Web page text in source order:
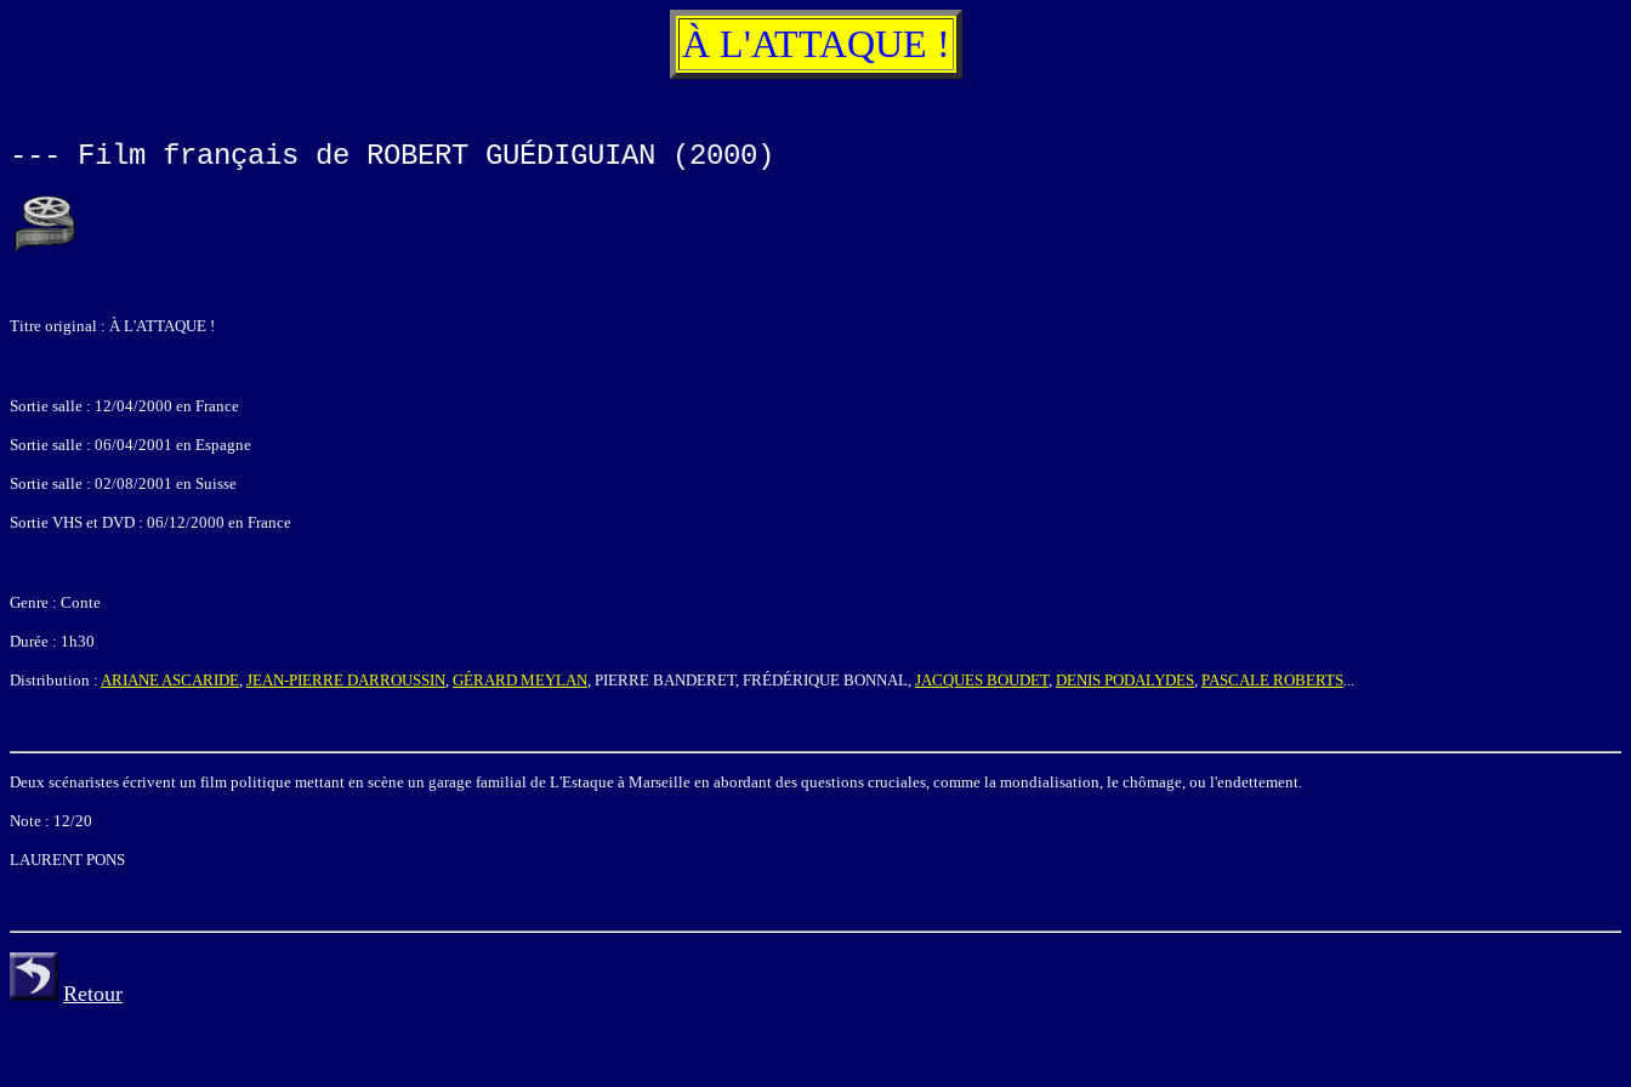
À L'ATTAQUE !
--- Film français de ROBERT GUÉDIGUIAN (2000)
Titre original : À L'ATTAQUE !
Sortie salle : 12/04/2000 en France
Sortie salle : 06/04/2001 en Espagne
Sortie salle : 02/08/2001 en Suisse
Sortie VHS et DVD : 06/12/2000 en France
Genre : Conte
Durée : 1h30
Distribution : ARIANE ASCARIDE, JEAN-PIERRE DARROUSSIN, GÉRARD MEYLAN, PIERRE BANDERET, FRÉDÉRIQUE BONNAL, JACQUES BOUDET, DENIS PODALYDES, PASCALE ROBERTS...
Deux scénaristes écrivent un film politique mettant en scène un garage familial de L'Estaque à Marseille en abordant des questions cruciales, comme la mondialisation, le chômage, ou l'endettement.
Note : 12/20
LAURENT PONS
Retour